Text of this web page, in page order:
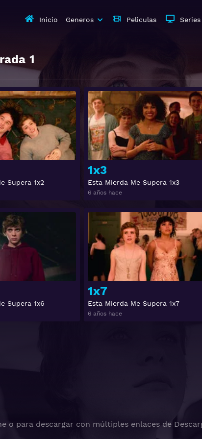
Inicio Generos Peliculas Series
1
Supera 1x2
Ver
1x3
Esta Mierda Me Supera 1x3
6 años hace
Supera 1x6
Ver
1x7
Esta Mierda Me Supera 1x7
6 años hace
o para descargar con múltiples enlaces de